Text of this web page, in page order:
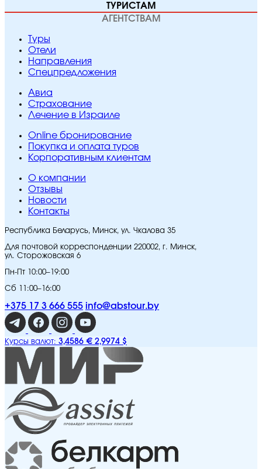
ТУРИСТАМ
АГЕНТСТВАМ
Туры
Отели
Направления
Спецпредложения
Авиа
Страхование
Лечение в Израиле
Online бронирование
Покупка и оплата туров
Корпоративным клиентам
O компании
Отзывы
Новости
Контакты
Республика Беларусь, Минск, ул. Чкалова 35
Для почтовой корреспонденции 220002, г. Минск,
ул. Сторожовская 6
Пн-Пт 10:00–19:00
Сб 11:00–16:00
+375 17 3 666 555 info@abstour.by
Курсы валют: 3,4586 € 2,9974 $